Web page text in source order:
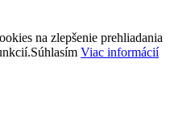
na zlepšenie prehliadania
Súhlasím Viac informácií